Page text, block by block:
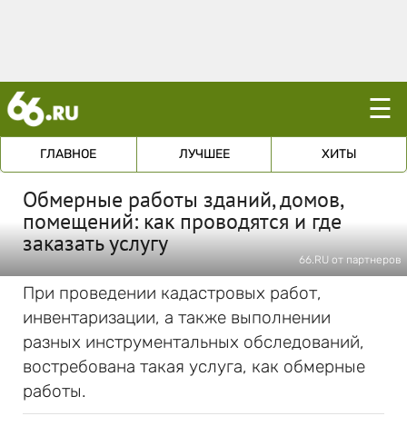
☰
ГЛАВНОЕ ЛУЧШЕЕ ХИТЫ
Обмерные работы зданий, домов,
помещений: как проводятся и где
заказать услугу
66.RU от партнеров
При проведении кадастровых работ,
инвентаризации, а также выполнении
разных инструментальных обследований,
востребована такая услуга, как обмерные
работы.